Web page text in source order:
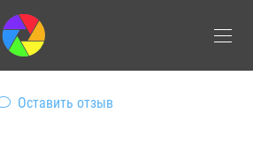
Оставить отзыв